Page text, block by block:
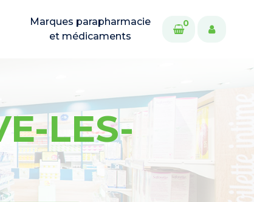
Marques parapharmacie
et médicaments
0
LES-